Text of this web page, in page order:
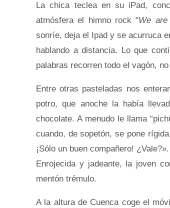
La chica teclea en su iPad,
atmósfera el himno rock “We are
sonríe, deja el Ipad y se acurruca
hablando a distancia. Lo que
palabras recorren todo el vagón,
Entre otras pasteladas nos
potro, que anoche la había
chocolate. A menudo le llama
cuando, de sopetón, se pone
¡Sólo un buen compañero!
Enrojecida y jadeante, la joven
mentón trémulo.
A la altura de Cuenca coge el